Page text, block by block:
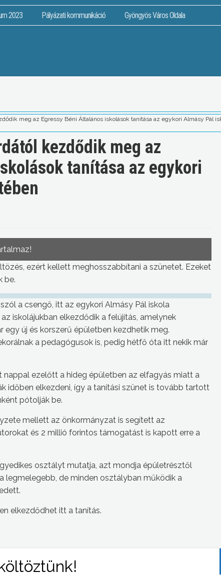
2023 Pályázati kommunikáció Gyöngyös Város Oldala
meg az Egressy Béni Általános iskolások tanítása az egykori Almásy Pál
kezdődik meg az
tanítása az egykori
ezért kellett meghosszabbítani a szünetet. Ezeket
be.
a csengő, itt az egykori Almásy Pál iskola
iskolájukban elkezdődik a felújítás, amelynek
új és korszerű épületben kezdhetik meg.
a pedagógusok is, pedig hétfő óta itt nekik már
nappal ezelőtt a hideg épületben az elfagyás miatt a
időben elkezdeni, így a tanítási szünet is tovább tartott
pótolják be.
mellett az önkormányzat is segített az
és 2 millió forintos támogatást is kapott erre a
osztályt mutatja, azt mondja épületrésztől
legmelegebb, de minden osztályban működik a
elkezdődhet itt a tanítás.